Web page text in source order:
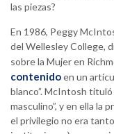
las piezas?
En 1986, Peggy
del Wellesley College,
sobre la Mujer en
contenidoen un
blanco”. McIntosh
masculino”, y en ella la
el privilegio no era